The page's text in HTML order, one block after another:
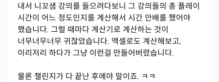
내서 니꼬샘 강의를 들으려다보니 그 강의들의 총 플레이
시간이 어느 정도인지를 계산해서 시간 안배를 했어야
했습니다. 그럴 때마다 계산기로 계산하는 것이
너무너무너무 귀찮았습니다. 엑셀로도 계산해보고,
이리저리 하다가 그냥 이런걸 만들어버렸습니다.
물론 챌린지가 다 끝난 후에야 말이죠. ㅋㅋ